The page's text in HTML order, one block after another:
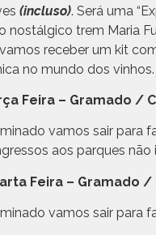
(incluso). Será uma
nostálgico trem Maria
receber um kit
no mundo dos
Feira – Gramado /
vamos sair para
aos parques
Feira – Gramado
vamos sair para